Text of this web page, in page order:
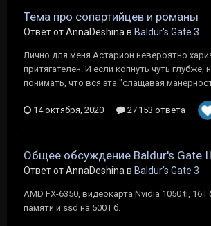
Тема про сопартийцев и романы
Ответ от AnnaDeshina в Baldur's Gate 3
Лично для меня Астарион невероятно
притягателен. И если копнуть чуть глубже,
понимать, что вся эта "слащавая
14 октября, 2020 27 153 ответа
Общее обсуждение Baldur's Gate
Ответ от AnnaDeshina в Baldur's Gate 3
AMD FX-6350, видеокарта Nvidia 1050 ti, 16
памяти и ssd на 500 Гб.